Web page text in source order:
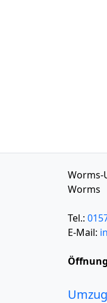
Worms-
Worms
Tel.:
E-Mail: